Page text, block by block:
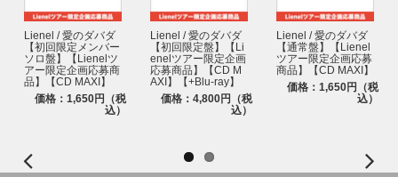
⇒ シリアルナンバーが１つ必要です。
応募の際はご希望のメンバーを選択してください。
※シリアルナンバーはどのオンラインショップで付与されたものでも組み合
わせて応募することが可能です。
※本イベントの応募対象商品のご予約はいかなる理由においてもキャンセル
不可となります。あらかじめご了承ください。
＜応募受付期間＞
■1回目
Lienel / 愛のダバダ
【初回限定メンバー
ソロ盤】【Lienelツ
アー限定企画応募商
品】【CD MAXI】
価格：1,650円（税
込）
Lienel / 愛のダバダ
【初回限定盤】【Li
enelツアー限定企画
応募商品】【CD M
AXI】【+Blu-ray】
価格：4,800円（税
込）
Lienel / 愛のダバダ
【通常盤】【Lienel
ツアー限定企画応募
商品】【CD MAXI】
価格：1,650円（税
込）